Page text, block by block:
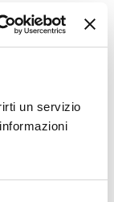
un servizio